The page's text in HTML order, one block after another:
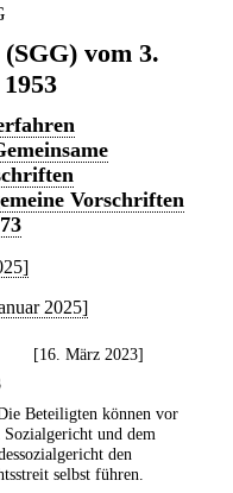
vom 3.
Vorschriften
2025]
[16. März 2023]
Beteiligten können vor
Sozialgericht und dem
den
selbst führen.